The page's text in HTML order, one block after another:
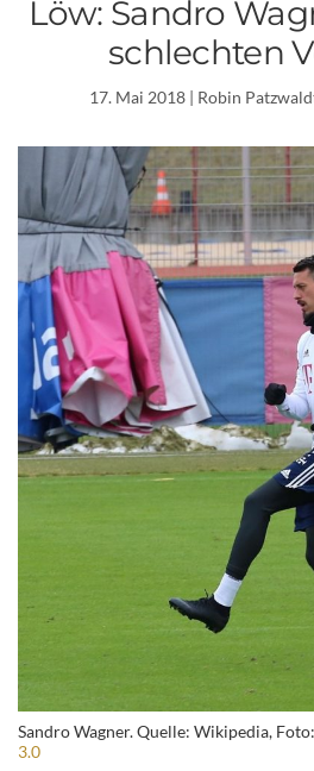
Löw: Sandro
schlechten
17. Mai 2018| Robin
Sandro Wagner. Quelle: Wikipedia,
3.0